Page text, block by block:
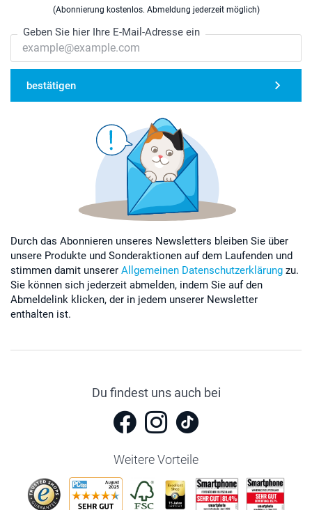
(Abonnierung kostenlos. Abmeldung jederzeit möglich)
Geben Sie hier Ihre E-Mail-Adresse ein
bestätigen
Durch das Abonnieren unseres Newsletters bleiben Sie über
unsere Produkte und Sonderaktionen auf dem Laufenden und
stimmen damit unserer Allgemeinen Datenschutzerklärung zu.
Sie können sich jederzeit abmelden, indem Sie auf den
Abmeldelink klicken, der in jedem unserer Newsletter
enthalten ist.
Du findest uns auch bei
Weitere Vorteile